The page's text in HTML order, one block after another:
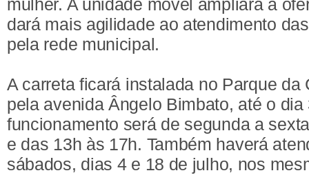
dará mais agilidade ao atendimento
pela rede municipal.
A carreta ficará instalada no Parque da
pela avenida Ângelo Bimbato, até o dia
funcionamento será de segunda a
e das 13h às 17h. Também haverá
sábados, dias 4 e 18 de julho, nos